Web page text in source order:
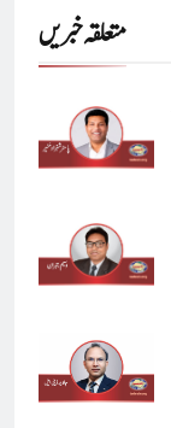
متعلقہ خبریں